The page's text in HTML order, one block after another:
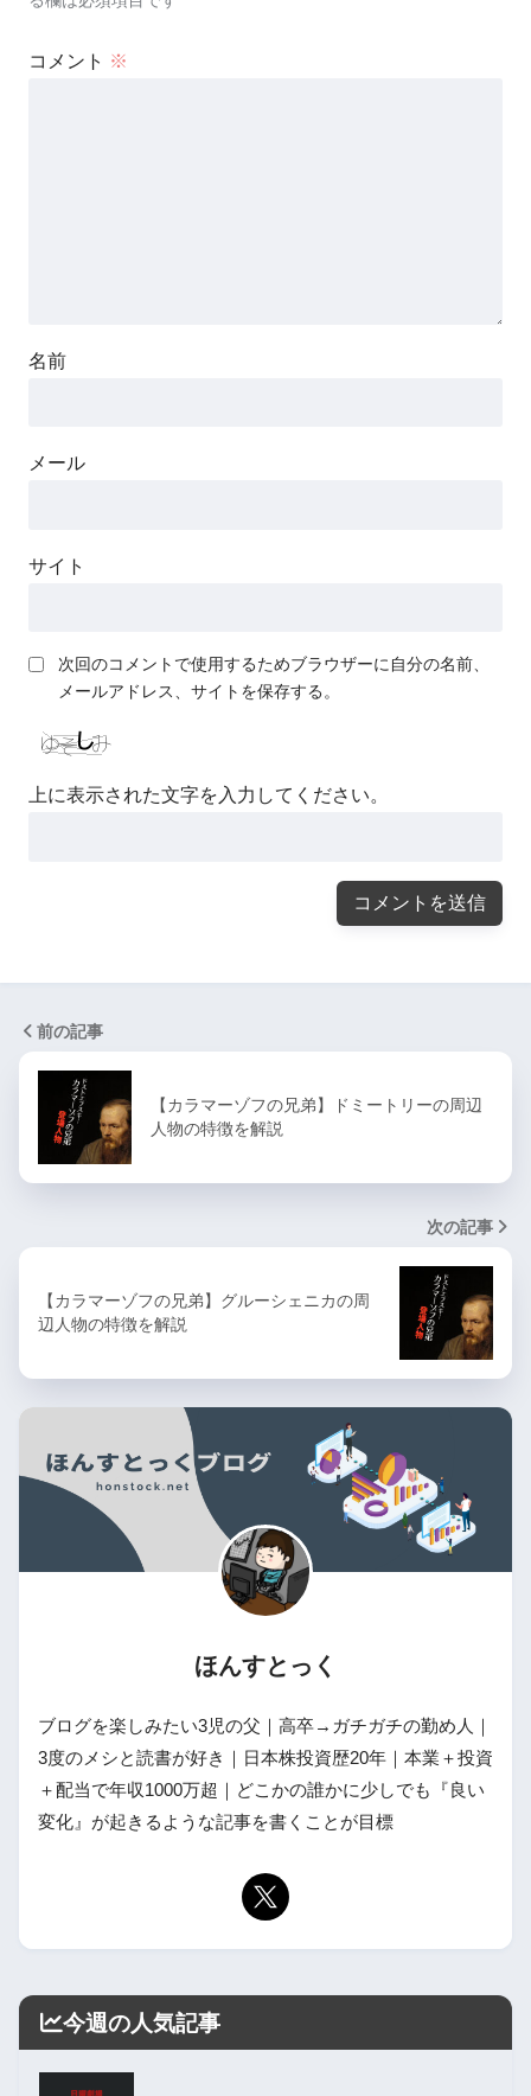
コメント ※
名前
メール
サイト
次回のコメントで使用するためブラウザーに自分の名前、
メールアドレス、サイトを保存する。
上に表示された文字を入力してください。
前の記事
【カラマーゾフの兄弟】ドミートリーの周辺
人物の特徴を解説
次の記事
【カラマーゾフの兄弟】グルーシェニカの周
辺人物の特徴を解説
ほんすとっく
ブログを楽しみたい3児の父｜高卒→ガチガチの勤め人｜
3度のメシと読書が好き｜日本株投資歴20年｜本業＋投資
＋配当で年収1000万超｜どこかの誰かに少しでも『良い
変化』が起きるような記事を書くことが目標
今週の人気記事